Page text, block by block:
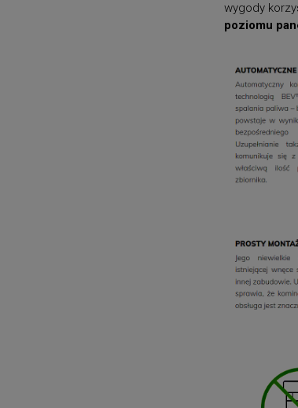
wygody
poziomu